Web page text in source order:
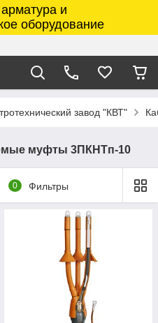
и
оборудование
завод "КВТ"
муфты 3ПКНТп-10
0 Фильтры